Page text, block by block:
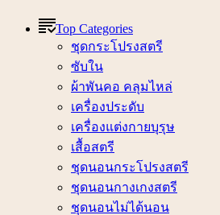
Top Categories
ชุดกระโปรงสตรี
ซับใน
ผ้าพันคอ คลุมไหล่
เครื่องประดับ
เครื่องแต่งกายบุรุษ
เสื้อสตรี
ชุดนอนกระโปรงสตรี
ชุดนอนกางเกงสตรี
ชุดนอนไม่ได้นอน